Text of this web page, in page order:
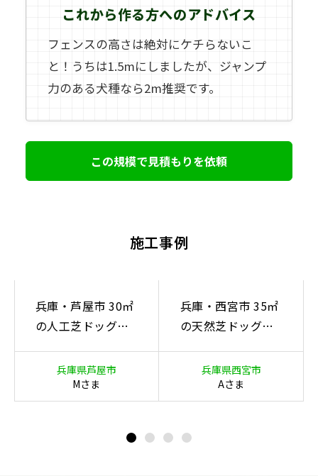
これから作る方へのアドバイス
フェンスの高さは絶対にケチらないこ
と！うちは1.5mにしましたが、ジャンプ
力のある犬種なら2m推奨です。
この規模で見積もりを依頼
施工事例
兵庫・芦屋市 30㎡
の人工芝ドッグラ
イン外構（キャバ
兵庫県芦屋市
Mさま
兵庫・西宮市 35㎡
の天然芝ドッグラ
ダン庭園（キャバ
兵庫県西宮市
Aさま